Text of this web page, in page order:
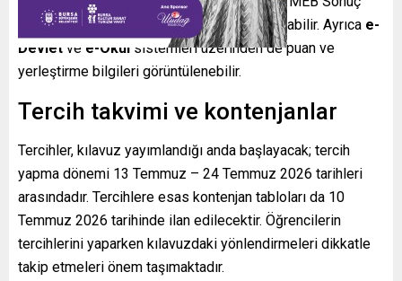
Açıklama Sistemi üzerinden sorgulama yapabilir. Ayrıca e-
Devlet ve e-Okul sistemleri üzerinden de puan ve
yerleştirme bilgileri görüntülenebilir.
Tercih takvimi ve kontenjanlar
Tercihler, kılavuz yayımlandığı anda başlayacak; tercih
yapma dönemi 13 Temmuz – 24 Temmuz 2026 tarihleri
arasındadır. Tercihlere esas kontenjan tabloları da 10
Temmuz 2026 tarihinde ilan edilecektir. Öğrencilerin
tercihlerini yaparken kılavuzdaki yönlendirmeleri dikkatle
takip etmeleri önem taşımaktadır.